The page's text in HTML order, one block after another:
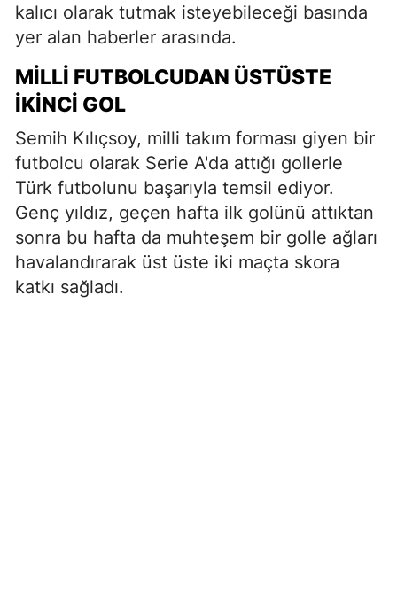
kalıcı olarak tutmak isteyebileceği basında
yer alan haberler arasında.
MİLLİ FUTBOLCUDAN ÜSTÜSTE
İKİNCİ GOL
Semih Kılıçsoy, milli takım forması giyen bir
futbolcu olarak Serie A'da attığı gollerle
Türk futbolunu başarıyla temsil ediyor.
Genç yıldız, geçen hafta ilk golünü attıktan
sonra bu hafta da muhteşem bir golle ağları
havalandırarak üst üste iki maçta skora
katkı sağladı.